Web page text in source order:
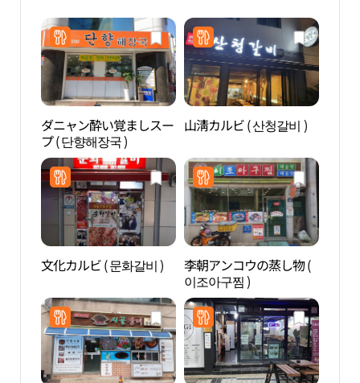
ダニャン酔い覚ましスー
プ ( 단향해장국 )
山淸カルビ ( 산청갈비 )
文化カルビ ( 문화갈비 )
李朝アンコウの蒸し物 (
이조아구찜 )